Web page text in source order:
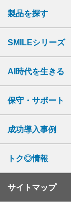
製品を探す
SMILEシリーズ
AI時代を生きる
保守・サポート
成功導入事例
トク◎情報
サイトマップ